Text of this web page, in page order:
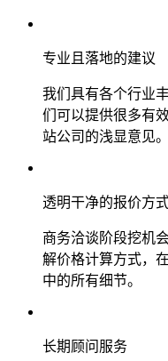
专业且落地的建议
我们具有各个行业
们可以提供很多有
站公司的浅显意见。
透明干净的报价方
商务洽谈阶段挖机
解价格计算方式，
中的所有细节。
长期顾问服务